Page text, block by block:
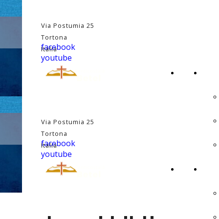
facebook
youtube
Via Postumia 25
Tortona
Italia
HOME
facebook
youtube
Via Postumia 25
Tortona
Italia
HOME